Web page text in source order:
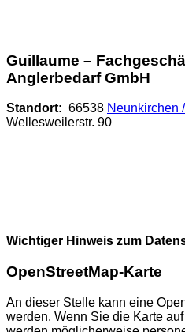
Guillaume –
Anglerbedarf GmbH
Standort: 66538 Neunkirchen
Wellesweilerstr. 90
Wichtiger Hinweis zum
OpenStreetMap-Karte
An dieser Stelle kann eine
werden. Wenn Sie die Karte